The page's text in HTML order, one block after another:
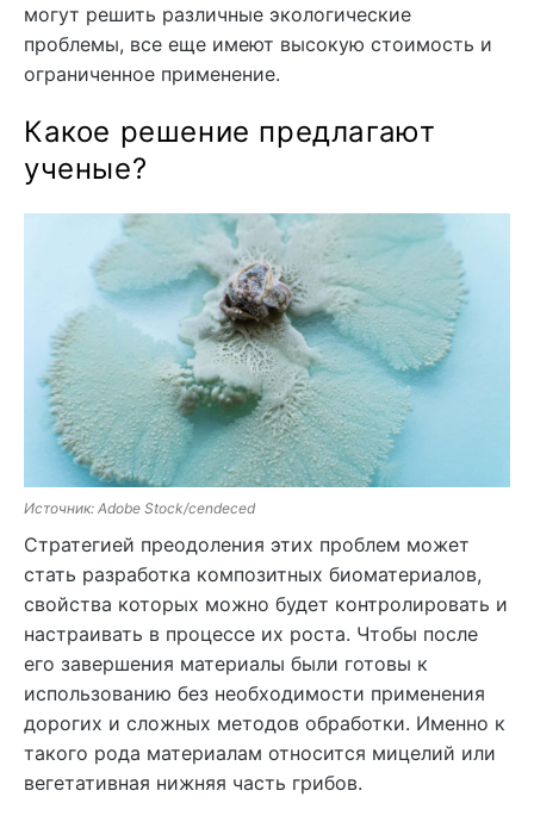
могут решить различные экологические
проблемы, все еще имеют высокую стоимость и
ограниченное применение.
Какое решение предлагают
ученые?
Источник: Adobe Stock/cendeced
Стратегией преодоления этих проблем может
стать разработка композитных биоматериалов,
свойства которых можно будет контролировать и
настраивать в процессе их роста. Чтобы после
его завершения материалы были готовы к
использованию без необходимости применения
дорогих и сложных методов обработки. Именно к
такого рода материалам относится мицелий или
вегетативная нижняя часть грибов.